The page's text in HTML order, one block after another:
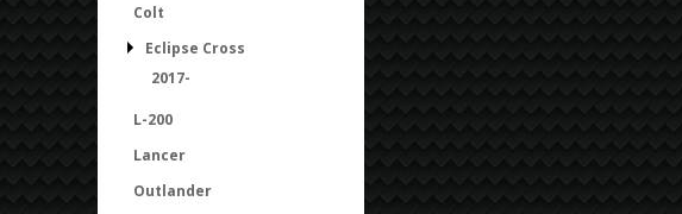
Colt
Eclipse Cross
2017-
L-200
Lancer
Outlander